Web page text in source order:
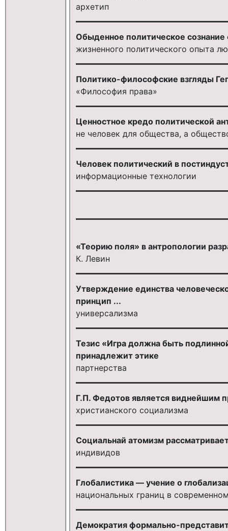
архетип
Обыденное политическое сознание
жизненного политического опыта
Политико-философские взгляды
«Философия права»
Ценностное кредо политической
не человек для общества, а
Человек политический в
информационные технологии
«Теорию поля» в антропологии
К. Левин
Утверждение единства
принцип ...
универсализма
Тезис «Игра должна быть
принадлежит этике
партнерства
Г.П. Федотов является виднейшим
христианского социализма
Социальнай атомизм
индивидов
Глобалистика — учение о
национальных границ в
Демократия формально-